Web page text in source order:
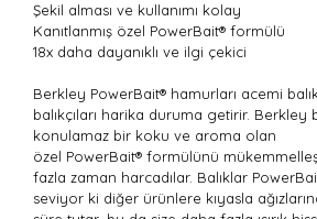
Şekil alması ve kullanımı kolay
Kanıtlanmış özel PowerBait® formülü
18x daha dayanıklı ve ilgi çekici
Berkley PowerBait® hamurları acemi
balıkçıları harika duruma getirir. Berkley
konulamaz bir koku ve aroma olan
özel PowerBait® formülünü
fazla zaman harcadılar. Balıklar
seviyor ki diğer ürünlere kıyasla